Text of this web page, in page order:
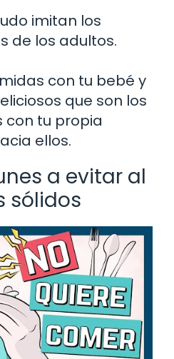
imitan los
de los adultos.
con tu bebé y
que son los
con tu propia
ellos.
a evitar al
sólidos